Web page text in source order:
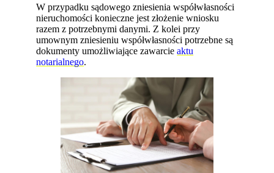
W przypadku sądowego zniesienia współwłasności
nieruchomości konieczne jest złożenie wniosku
razem z potrzebnymi danymi. Z kolei przy
umownym zniesieniu współwłasności potrzebne są
dokumenty umożliwiające zawarcieaktu
notarialnego.